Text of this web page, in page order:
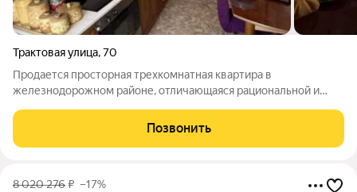
Трактовая улица,70
Продается просторная трехкомнатная квартира в
железнодорожном районе, отличающаяся рациональной и
Все три комнаты изолированы, что обеспечивает приватность
для каждого члена семьи или
Позвонить
8 020 276₽ –17%